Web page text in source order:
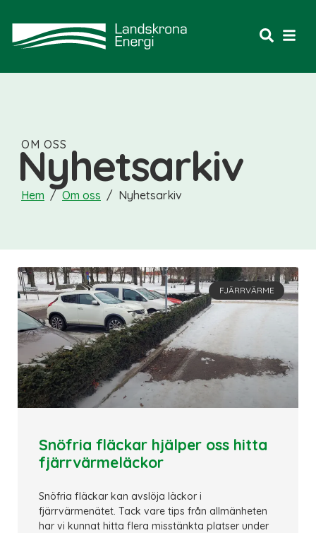
OM OSS
Nyhetsarkiv
Hem / Om oss / Nyhetsarkiv
FJÄRRVÄRME
Snöfria fläckar hjälper oss hitta
fjärrvärmeläckor
Snöfria fläckar kan avslöja läckor i
fjärrvärmenätet. Tack vare tips från allmänheten
har vi kunnat hitta flera misstänkta platser under